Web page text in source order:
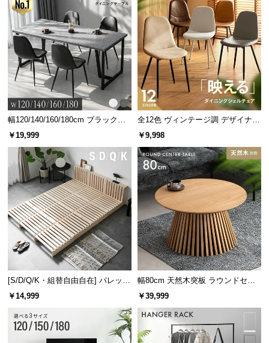
ポケットコイルは身体の広い範囲へ圧力を分散し、
部分的な負荷の集中を抑えます。
体圧分散の比較図
体圧分散されていない状態 体圧分散されている状態
✖ 負荷が集中 〇 負荷が分散
幅120/140/160/180cm ブラックフ
レーム ダイニング 大理石調 4人掛
￥19,999
全12色 ヴィンテージ調 デザイナー
ズシェルチェア
￥9,998
[S/D/Q/K・組替自由自在] パレット
ベッド 8/12/16枚セット
￥14,999
幅80cm 天然木突板 ラウンドセン
ターテーブル 美しい格子デザイン
￥39,999